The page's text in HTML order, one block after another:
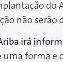
do
não serão
irá
uma forma e